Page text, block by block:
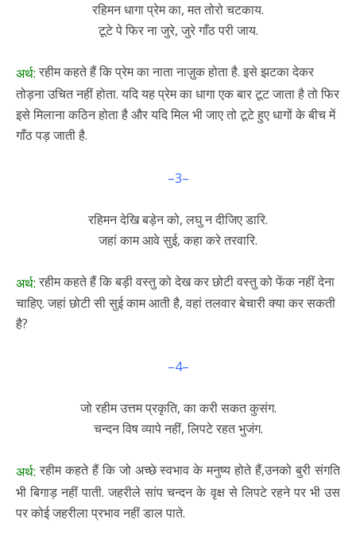
रहिमन धागा प्रेम का, मत तोरो चटकाय.
टूटे पे फिर ना जुरे, जुरे गाँठ परी जाय.
अर्थ:रहीम कहते हैं कि प्रेम का नाता नाज़ुक होता है. इसे झटका देकर
तोड़ना उचित नहीं होता. यदि यह प्रेम का धागा एक बार टूट जाता है तो फिर
इसे मिलाना कठिन होता है और यदि मिल भी जाए तो टूटे हुए धागों के बीच में
गाँठ पड़ जाती है.
–3–
रहिमन देखि बड़ेन को, लघु न दीजिए डारि.
जहां काम आवे सुई, कहा करे तरवारि.
अर्थ:रहीम कहते हैं कि बड़ी वस्तु को देख कर छोटी वस्तु को फेंक नहीं देना
चाहिए. जहां छोटी सी सुई काम आती है, वहां तलवार बेचारी क्या कर सकती
है?
–4–
जो रहीम उत्तम प्रकृति, का करी सकत कुसंग.
चन्दन विष व्यापे नहीं, लिपटे रहत भुजंग.
अर्थ: रहीम कहते हैं कि जो अच्छे स्वभाव के मनुष्य होते हैं,उनको बुरी संगति
भी बिगाड़ नहीं पाती. जहरीले सांप चन्दन के वृक्ष से लिपटे रहने पर भी उस
पर कोई जहरीला प्रभाव नहीं डाल पाते.